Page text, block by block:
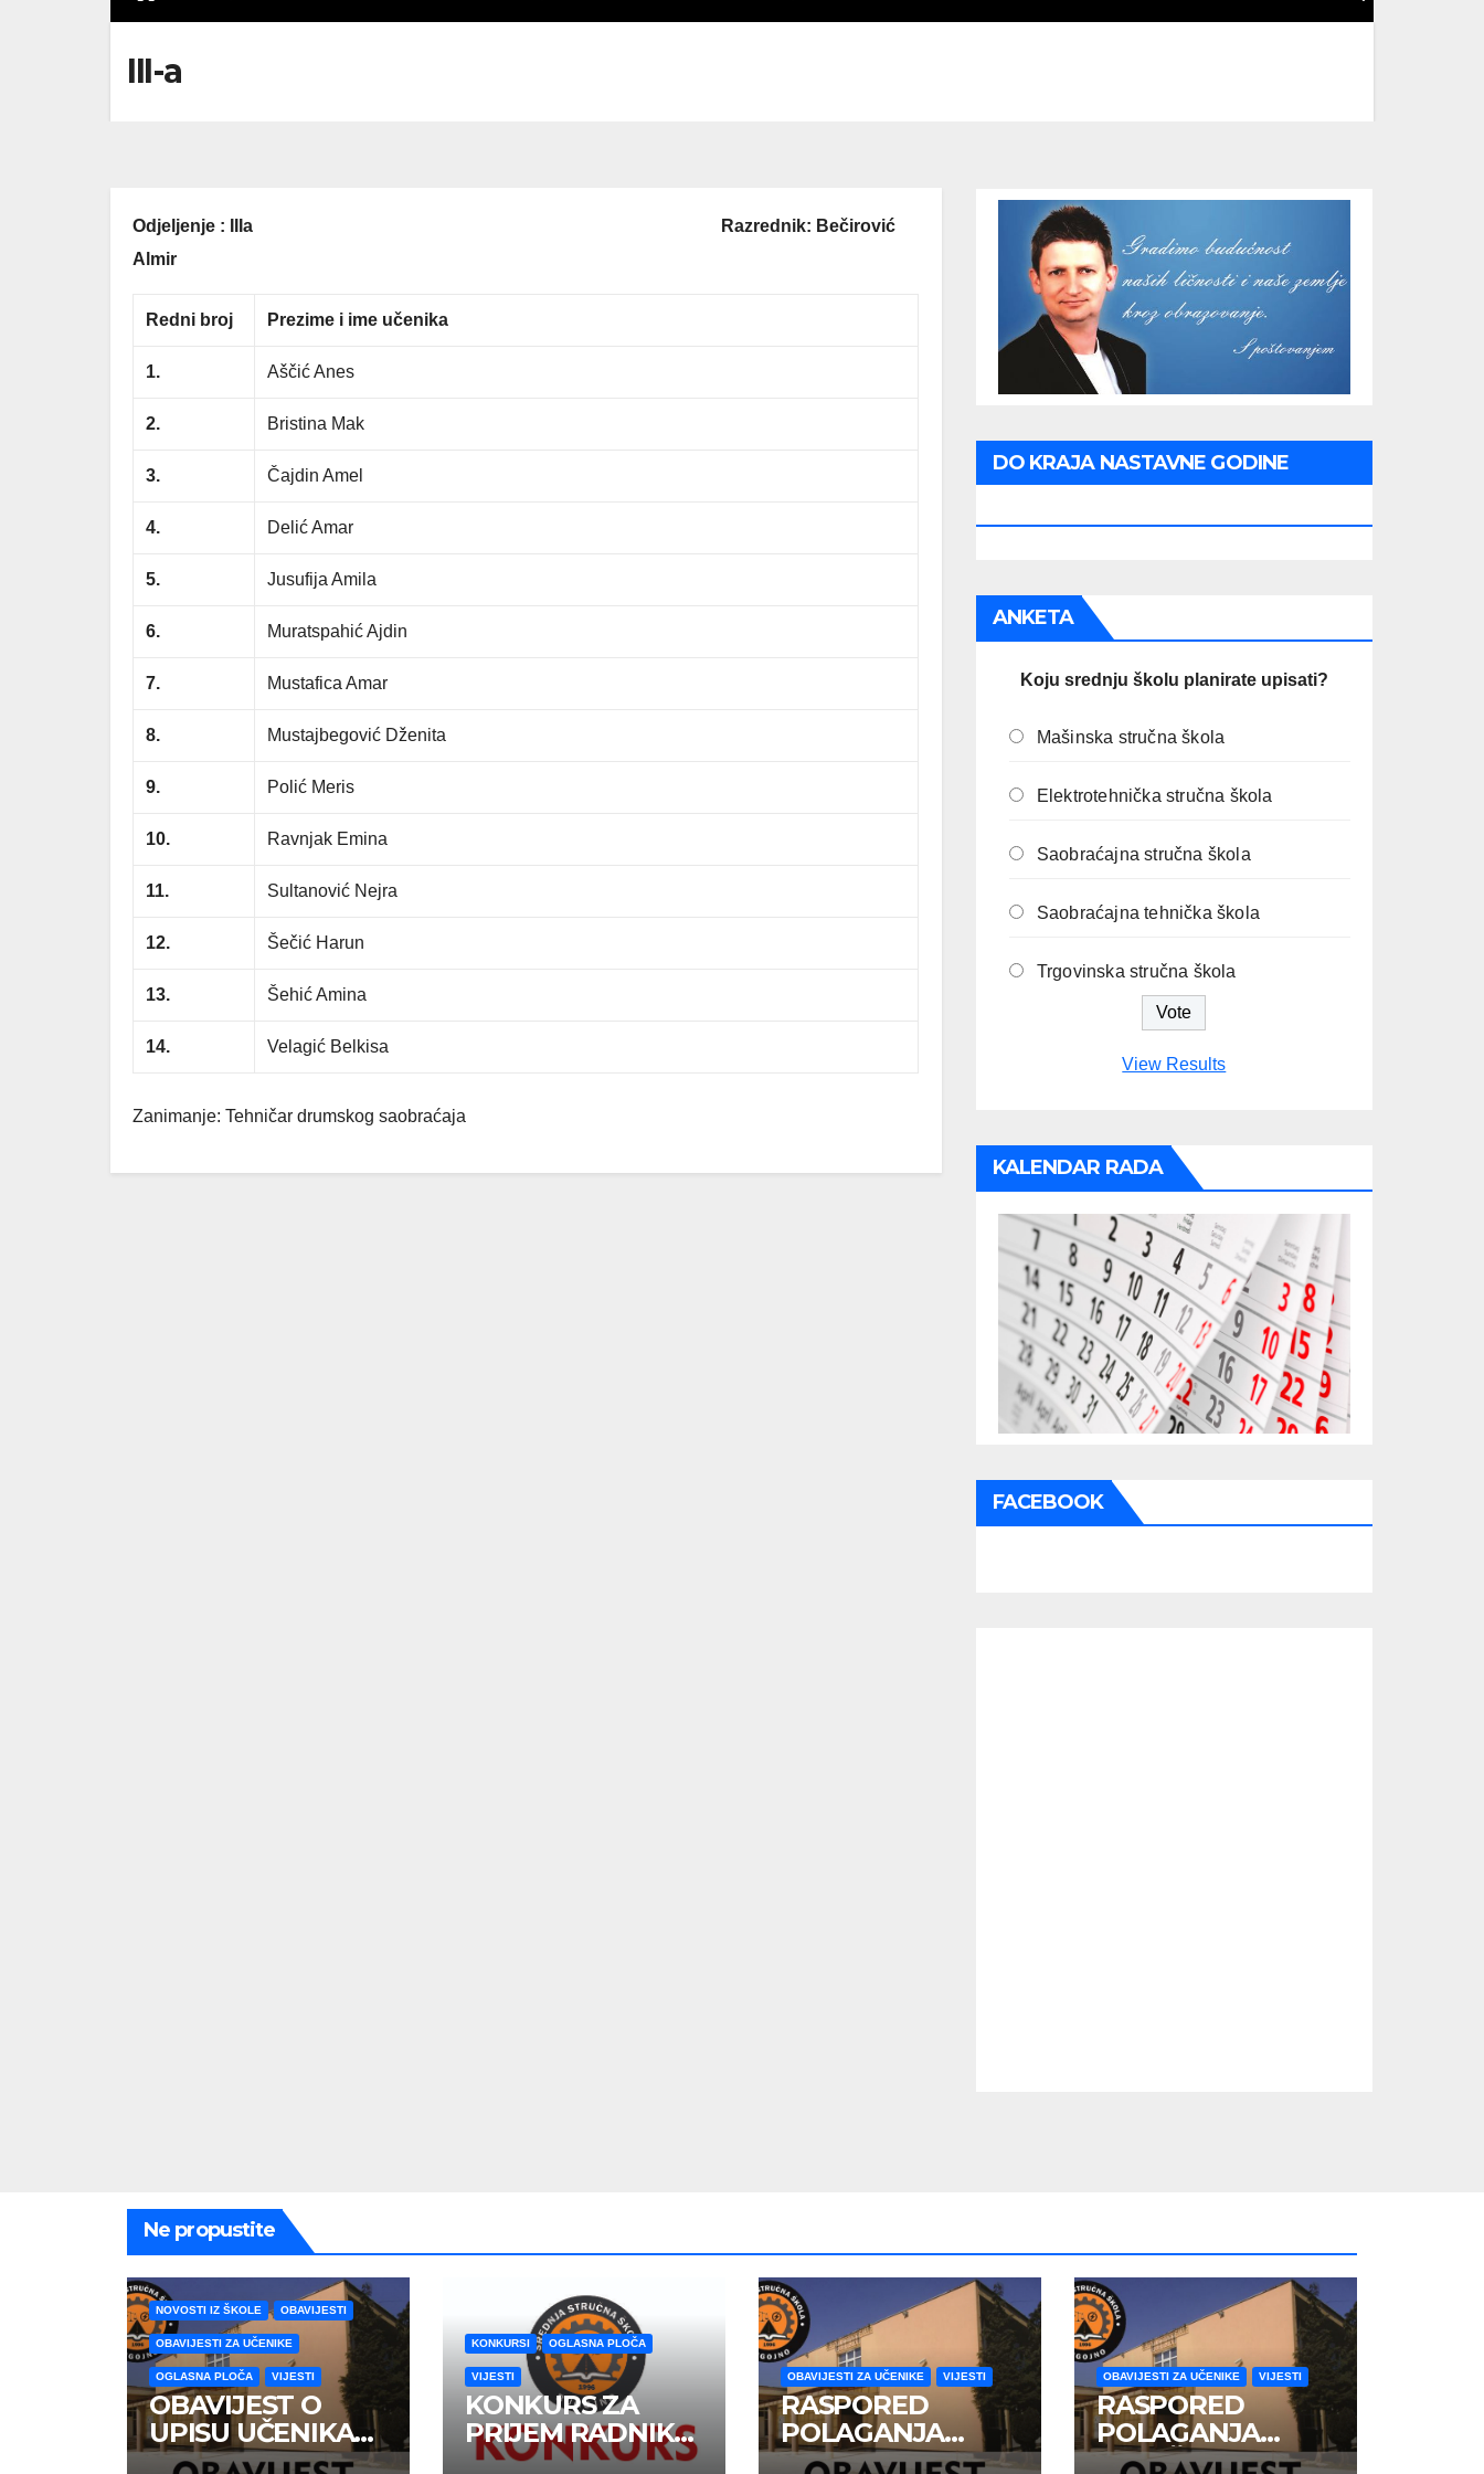
III-a
Odjeljenje : IIIa Razrednik: Bečirović
Almir
Redni broj Prezime i ime učenika
1. Aščić Anes
2. Bristina Mak
3. Čajdin Amel
4. Delić Amar
5. Jusufija Amila
6. Muratspahić Ajdin
7. Mustafica Amar
8. Mustajbegović Dženita
9. Polić Meris
10. Ravnjak Emina
11. Sultanović Nejra
12. Šečić Harun
13. Šehić Amina
14. Velagić Belkisa
Zanimanje: Tehničar drumskog saobraćaja
DO KRAJA NASTAVNE GODINE
ANKETA
Koju srednju školu planirate upisati?
Mašinska stručna škola
Elektrotehnička stručna škola
Saobraćajna stručna škola
Saobraćajna tehnička škola
Trgovinska stručna škola
View Results
KALENDAR RADA
FACEBOOK
Ne propustite
NOVOSTI IZ ŠKOLE OBAVIJESTI
OBAVIJESTI ZA UČENIKE
OGLASNA PLOČA VIJESTI
OBAVIJEST O
UPISU UČENIKA
PRVIH RAZREDA
KONKURSI OGLASNA PLOČA
VIJESTI
KONKURS ZA
PRIJEM RADNIKA
U RADNI ODNOS
OBAVIJESTI ZA UČENIKE VIJESTI
RASPORED
POLAGANJA
MATURSKOG
OBAVIJESTI ZA UČENIKE VIJESTI
RASPORED
POLAGANJA
ZAVRŠNOG ISPITA